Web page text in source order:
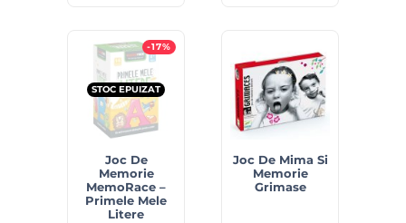
-17%
STOC EPUIZAT
Joc De
Memorie
MemoRace –
Primele Mele
Litere
Joc De Mima Si
Memorie
Grimase